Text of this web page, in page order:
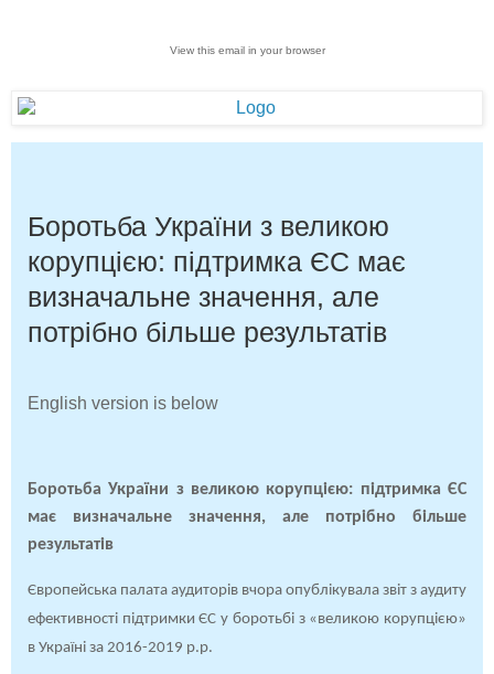
View this email in your browser
Боротьба України з великою
корупцією: підтримка ЄС має
визначальне значення, але
потрібно більше результатів
English version is below
Боротьба України з великою корупцією: підтримка ЄС
має визначальне значення, але потрібно більше
результатів
Європейська палата аудиторів вчора опублікувала звіт з аудиту
ефективності підтримки ЄС у боротьбі з «великою корупцією»
в Україні за 2016-2019 р.р.